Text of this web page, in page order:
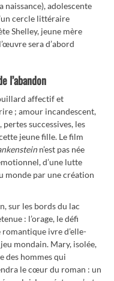
adolescente
cercle littéraire
Shelley, jeune mère
sera d’abord
l’abandon
affectif et
; amour incandescent,
successives, les
jeune fille. Le film
n’est pas née
d’une lutte
monde par une création
sur les bords du lac
: l’orage, le défi
ivre d’elle-
mondain. Mary, isolée,
des hommes qui
le cœur du roman : un